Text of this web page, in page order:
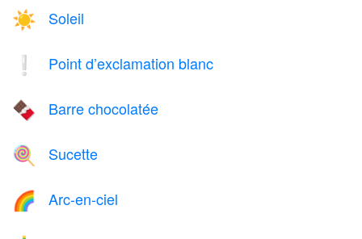
☀️ Soleil
❕ Point d’exclamation blanc
🍫 Barre chocolatée
🍭 Sucette
🌈 Arc-en-ciel